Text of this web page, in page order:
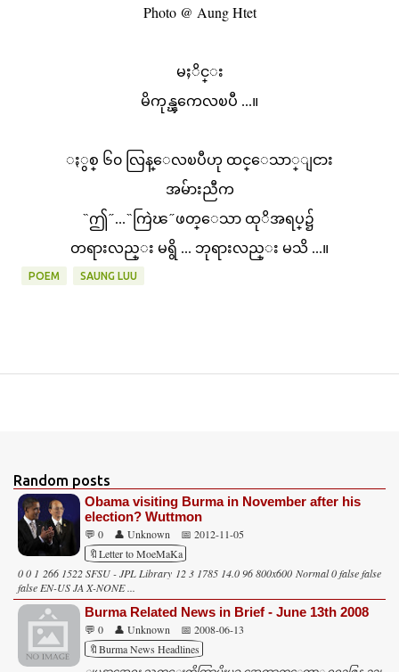
Photo @ Aung Htet
မႈိင္း
မိကုန္ၾကေလၿပီ ...။
ႏွစ္ ၆၀ လြန္ေလၿပီဟု ထင္ေသာ္ျငား
အမ်ားညီက
̏ ဤ ̋ ... ̏ ကြဲၽ ̋ ဖတ္ေသာ ထုိအရပ္၌
တရားလည္း မရွိ ... ဘုရားလည္း မသိ ...။
POEM SAUNG LUU
Random posts
Obama visiting Burma in November after his
election? Wuttmon
💬 0 👤 Unknown
📅 2012-11-05
🔖Letter to MoeMaKa
0 0 1 266 1522 SFSU - JPL Library 12 3 1785 14.0 96 800x600 Normal 0 false false
false EN-US JA X-NONE ...
Burma Related News in Brief - June 13th 2008
💬 0 👤 Unknown
📅 2008-06-13
🔖Burma News Headlines